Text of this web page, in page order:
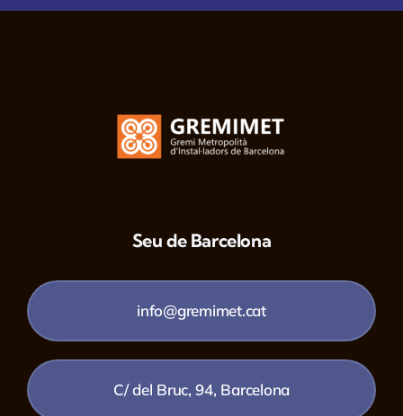
Seu de Barcelona
info@gremimet.cat
C/ del Bruc, 94, Barcelona